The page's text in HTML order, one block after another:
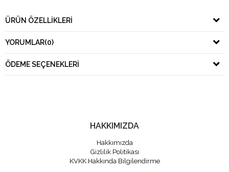
ÜRÜN ÖZELLIKLERI
YORUMLAR(0)
ÖDEME SEÇENEKLERI
HAKKIMIZDA
Hakkımızda
Gizlilik Politikası
KVKK Hakkında Bilgilendirme